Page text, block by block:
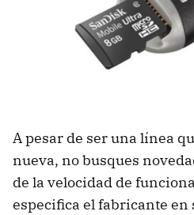
A pesar de ser una línea
nueva, no busques
de la velocidad de
especifica el fabricante en